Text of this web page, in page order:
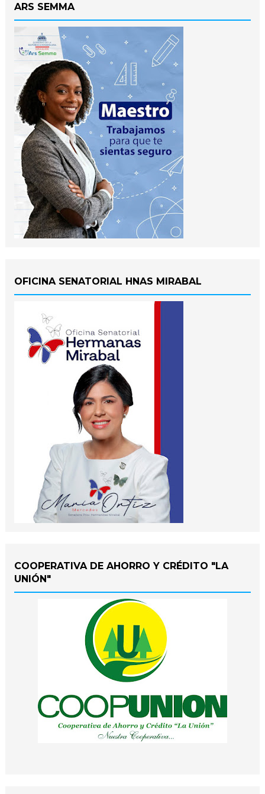
ARS SEMMA
OFICINA SENATORIAL HNAS MIRABAL
COOPERATIVA DE AHORRO Y CRÉDITO "LA
UNIÓN"